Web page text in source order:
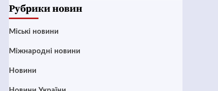
Рубрики новин
Mіські новини
Міжнародні новини
Новини